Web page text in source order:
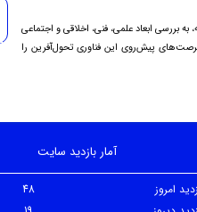
بررسی ابعاد علمی، فنی، اخلاقی و اجتماعی
پیش‌روی این فناوری تحول‌آفرین را
آمار بازدید سایت
امروز
48